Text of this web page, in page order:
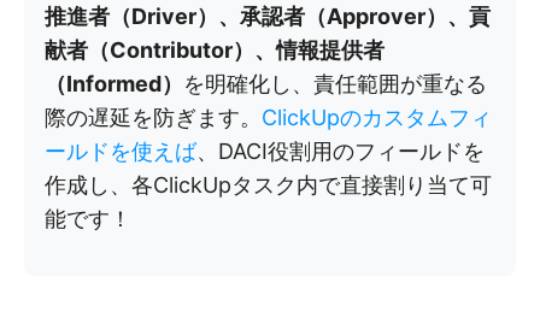
推進者（Driver）、承認者（Approver）、貢
献者（Contributor）、情報提供者
（Informed） を明確化し、責任範囲が重なる
際の遅延を防ぎます。 ClickUpのカスタムフィ
ールドを使えば、DACI役割用のフィールドを
作成し、各ClickUpタスク内で直接割り当て可
能です！